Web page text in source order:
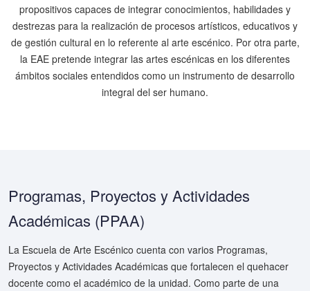
propositivos capaces de integrar conocimientos, habilidades y
destrezas para la realización de procesos artísticos, educativos y
de gestión cultural en lo referente al arte escénico. Por otra parte,
la EAE pretende integrar las artes escénicas en los diferentes
ámbitos sociales entendidos como un instrumento de desarrollo
integral del ser humano.
Programas, Proyectos y Actividades
Académicas (PPAA)
La Escuela de Arte Escénico cuenta con varios Programas,
Proyectos y Actividades Académicas que fortalecen el quehacer
docente como el académico de la unidad. Como parte de una